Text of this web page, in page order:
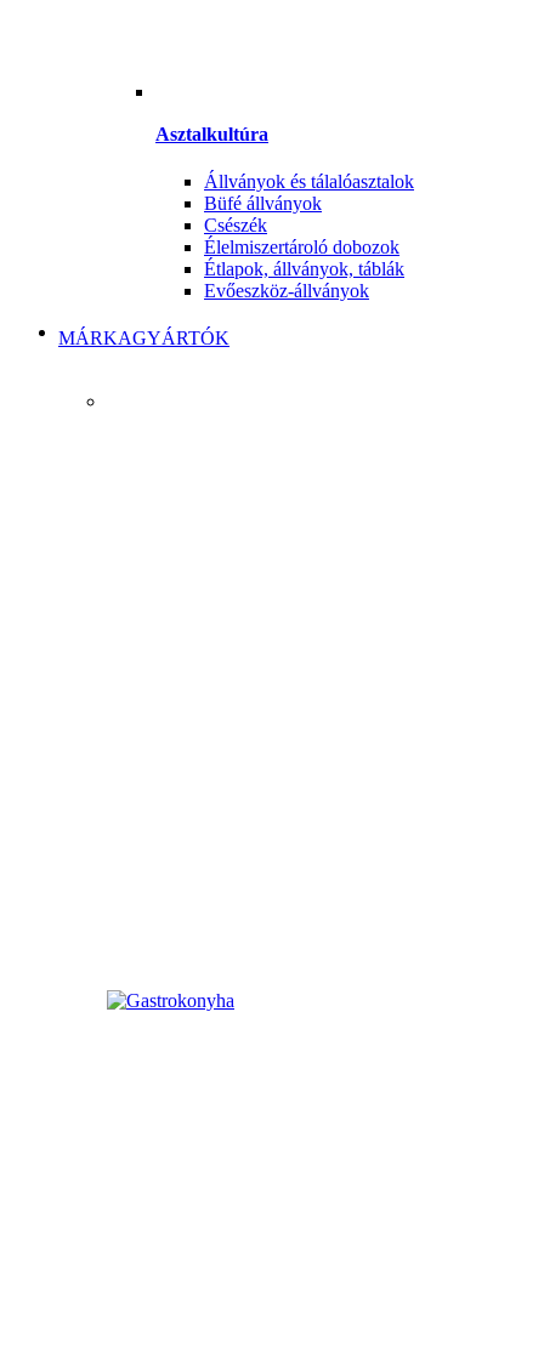
Asztalkultúra
Állványok és tálalóasztalok
Büfé állványok
Csészék
Élelmiszertároló dobozok
Étlapok, állványok, táblák
Evőeszköz-állványok
MÁRKAGYÁRTÓK